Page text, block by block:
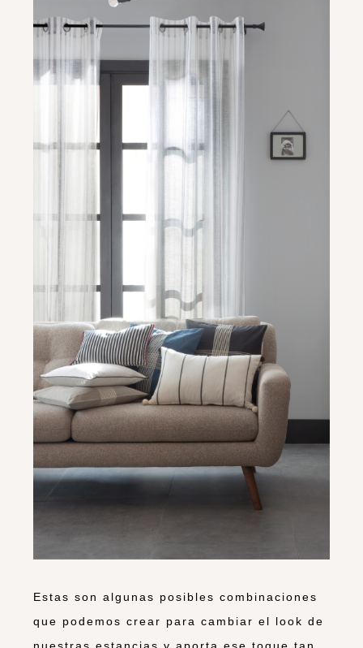
Estas son algunas posibles combinaciones
que podemos crear para cambiar el look de